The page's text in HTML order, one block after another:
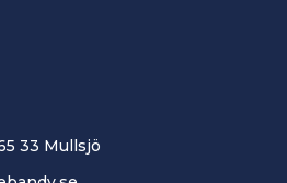
33 Mullsjö